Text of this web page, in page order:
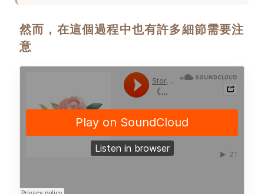
然而，在這個過程中也有許多細節需要注
意